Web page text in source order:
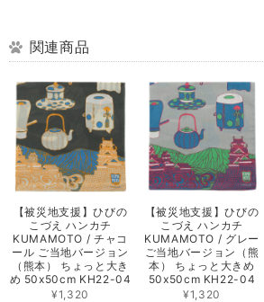
関連商品
【被災地支援】ひびの
こづえ ハンカチ
KUMAMOTO / チャコ
ール ご当地バージョン
（熊本） ちょっと大き
め 50x50cm KH22-04
¥1,320
【被災地支援】ひびの
こづえ ハンカチ
KUMAMOTO / グレー
ご当地バージョン（熊
本） ちょっと大きめ
50x50cm KH22-04
¥1,320